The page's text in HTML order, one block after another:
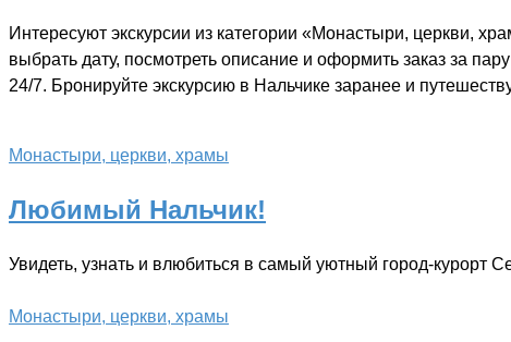
Интересуют экскурсии из категории «Монастыри, церкви,
выбрать дату, посмотреть описание и оформить заказ за
24/7. Бронируйте экскурсию в Нальчике заранее и
Монастыри, церкви, храмы
Любимый Нальчик!
Увидеть, узнать и влюбиться в самый уютный город-курорт
Монастыри, церкви, храмы